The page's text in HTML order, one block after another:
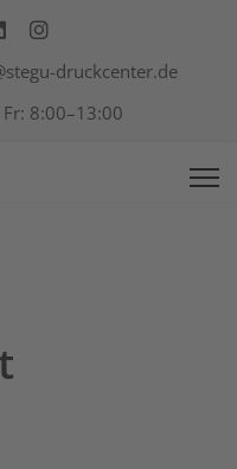
druckcenter.de
8:00–13:00